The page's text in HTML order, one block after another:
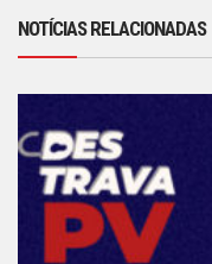
NOTÍCIAS RELACIONADAS